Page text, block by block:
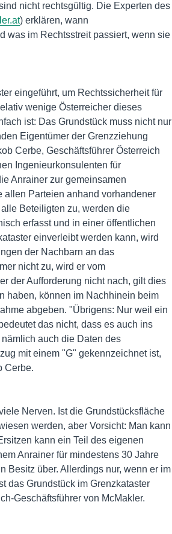
nicht rechtsgültig. Die Experten des
) erklären, wann
was im Rechtsstreit passiert, wenn sie
eingeführt, um Rechtssicherheit für
wenige Österreicher dieses
ist: Das Grundstück muss nicht nur
Eigentümer der Grenzziehung
Cerbe, Geschäftsführer Österreich
Ingenieurkonsulenten für
Anrainer zur gemeinsamen
allen Parteien anhand vorhandener
Beteiligten zu, werden die
erfasst und in einer öffentlichen
einverleibt werden kann, wird
der Nachbarn an das
nicht zu, wird er vom
der Aufforderung nicht nach, gilt dies
haben, können im Nachhinein beim
abgeben. "Übrigens: Nur weil ein
das nicht, dass es auch ins
auch die Daten des
mit einem "G" gekennzeichnet ist,
Cerbe.
Nerven. Ist die Grundstücksfläche
werden, aber Vorsicht: Man kann
kann ein Teil des eigenen
Anrainer für mindestens 30 Jahre
Besitz über. Allerdings nur, wenn er im
das Grundstück im Grenzkataster
Geschäftsführer von McMakler.